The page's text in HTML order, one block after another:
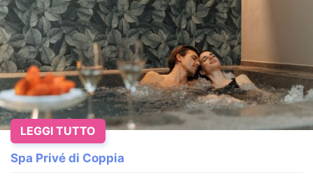
Spa Privé di Coppia
LEGGI TUTTO